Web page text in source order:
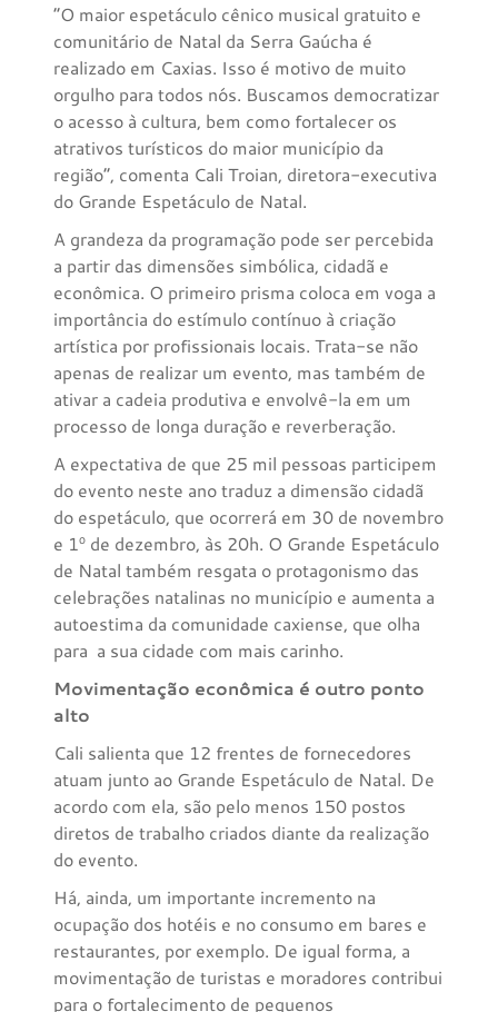
“O maior espetáculo cênico musical gratuito e
comunitário de Natal da Serra Gaúcha é
realizado em Caxias. Isso é motivo de muito
orgulho para todos nós. Buscamos democratizar
o acesso à cultura, bem como fortalecer os
atrativos turísticos do maior município da
região”, comenta Cali Troian, diretora-executiva
do Grande Espetáculo de Natal.
A grandeza da programação pode ser percebida
a partir das dimensões simbólica, cidadã e
econômica. O primeiro prisma coloca em voga a
importância do estímulo contínuo à criação
artística por profissionais locais. Trata-se não
apenas de realizar um evento, mas também de
ativar a cadeia produtiva e envolvê-la em um
processo de longa duração e reverberação.
A expectativa de que 25 mil pessoas participem
do evento neste ano traduz a dimensão cidadã
do espetáculo, que ocorrerá em 30 de novembro
e 1º de dezembro, às 20h. O Grande Espetáculo
de Natal também resgata o protagonismo das
celebrações natalinas no município e aumenta a
autoestima da comunidade caxiense, que olha
para a sua cidade com mais carinho.
Movimentação econômica é outro ponto
alto
Cali salienta que 12 frentes de fornecedores
atuam junto ao Grande Espetáculo de Natal. De
acordo com ela, são pelo menos 150 postos
diretos de trabalho criados diante da realização
do evento.
Há, ainda, um importante incremento na
ocupação dos hotéis e no consumo em bares e
restaurantes, por exemplo. De igual forma, a
movimentação de turistas e moradores contribui
para o fortalecimento de pequenos